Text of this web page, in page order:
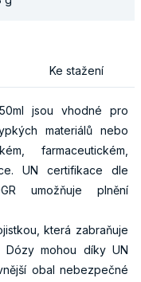
Ke stažení
jsou vhodné pro
materiálů nebo
farmaceutickém,
UN certifikace dle
umožňuje plnění
která zabraňuje
Dózy mohou díky UN
obal nebezpečné